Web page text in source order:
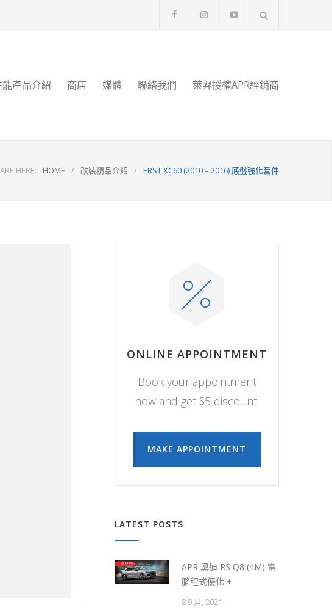
能產品介紹 商店 媒體 聯絡我們 萊羿授權APR經銷商
HERE: HOME / 改裝精品介紹 / ERST XC60 (2010 – 2016) 底盤強化套件
ONLINE APPOINTMENT
Book your appointment
now and get $5 discount.
MAKE APPOINTMENT
LATEST POSTS
APR 奧迪 RS Q8 (4M) 電
腦程式優化 +
8 9 月, 2021